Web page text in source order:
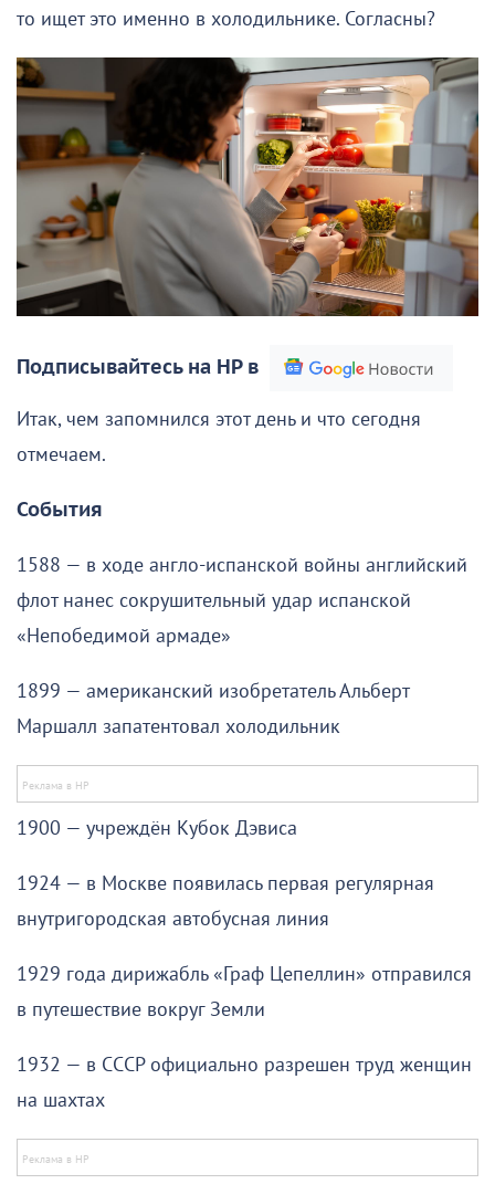
то ищет это именно в холодильнике. Согласны?
Подписывайтесь на НР в
Итак, чем запомнился этот день и что сегодня
отмечаем.
События
1588 — в ходе англо-испанской войны английский
флот нанес сокрушительный удар испанской
«Непобедимой армаде»
1899 — американский изобретатель Альберт
Маршалл запатентовал холодильник
1900 — учреждён Кубок Дэвиса
1924 — в Москве появилась первая регулярная
внутригородская автобусная линия
1929 года дирижабль «Граф Цепеллин» отправился
в путешествие вокруг Земли
1932 — в СССР официально разрешен труд женщин
на шахтах